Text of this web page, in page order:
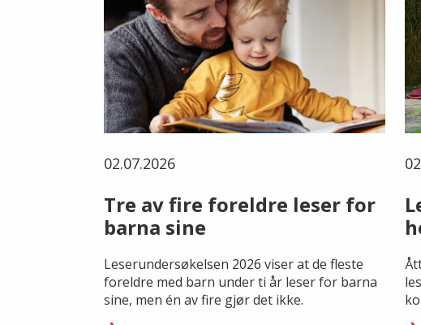
02.07.2026
Tre av fire foreldre leser for
barna sine
Leserundersøkelsen 2026 viser at de fleste
foreldre med barn under ti år leser for barna
sine, men én av fire gjør det ikke.